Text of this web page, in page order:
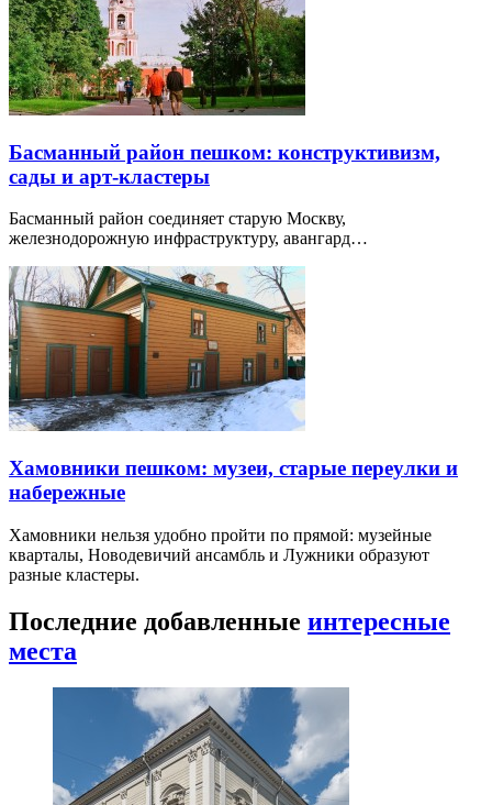
Басманный район пешком: конструктивизм,
сады и арт-кластеры
Басманный район соединяет старую Москву,
железнодорожную инфраструктуру, авангард…
Хамовники пешком: музеи, старые переулки и
набережные
Хамовники нельзя удобно пройти по прямой: музейные
кварталы, Новодевичий ансамбль и Лужники образуют
разные кластеры.
Последние добавленные интересные
места